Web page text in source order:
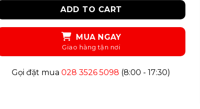
ADD TO CART
MUA NGAY
Gọi đặt mua028 3526 5098 (8:00 - 17:30)